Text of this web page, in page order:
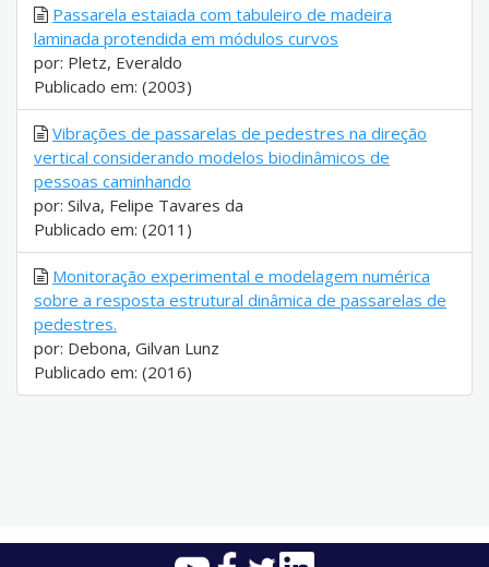
Passarela estaiada com tabuleiro de madeira
laminada protendida em módulos curvos
por: Pletz, Everaldo
Publicado em: (2003)
Vibrações de passarelas de pedestres na direção
vertical considerando modelos biodinâmicos de
pessoas caminhando
por: Silva, Felipe Tavares da
Publicado em: (2011)
Monitoração experimental e modelagem numérica
sobre a resposta estrutural dinâmica de passarelas de
pedestres.
por: Debona, Gilvan Lunz
Publicado em: (2016)